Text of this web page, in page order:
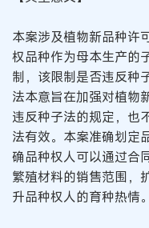
本案涉及植物新品种许
权品种作为母本生产的
制，该限制是否违反种
法本意旨在加强对植物
违反种子法的规定，也
法有效。本案准确划定
确品种权人可以通过合
繁殖材料的销售范围，
升品种权人的育种热情。